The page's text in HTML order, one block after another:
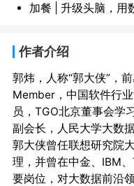
加餐 | 升级头脑，用
作者介绍
郭炜，人称“郭大侠”，
Member，中国软件行
员，TGO北京董事会学
副会长，人民大学大数
郭大侠曾任联想研究院
理，并曾在中金、IBM
要岗位，对大数据前沿